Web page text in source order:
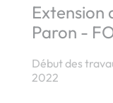
Extension
Paron -
Début des
2022